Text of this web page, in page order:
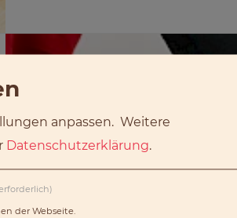
anpassen. Weitere
Datenschutzerklärung.
der Webseite.